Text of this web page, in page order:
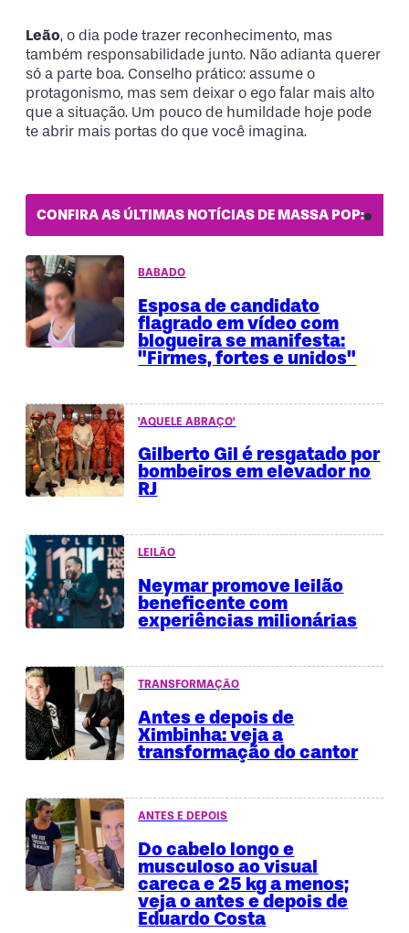
Leão, o dia pode trazer reconhecimento, mas
também responsabilidade junto. Não adianta querer
só a parte boa. Conselho prático: assume o
protagonismo, mas sem deixar o ego falar mais alto
que a situação. Um pouco de humildade hoje pode
te abrir mais portas do que você imagina.
CONFIRA AS ÚLTIMAS NOTÍCIAS DE MASSA POP:
BABADO
Esposa de candidato
flagrado em vídeo com
blogueira se manifesta:
"Firmes, fortes e unidos"
'AQUELE ABRAÇO'
Gilberto Gil é resgatado por
bombeiros em elevador no
RJ
LEILÃO
Neymar promove leilão
beneficente com
experiências milionárias
TRANSFORMAÇÃO
Antes e depois de
Ximbinha: veja a
transformação do cantor
ANTES E DEPOIS
Do cabelo longo e
musculoso ao visual
careca e 25 kg a menos;
veja o antes e depois de
Eduardo Costa